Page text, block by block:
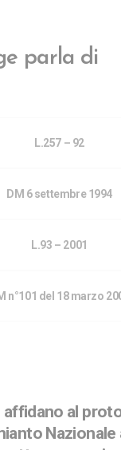
parla di
L.257 – 92
DM 6 settembre 1994
L.93 – 2001
n°101 del 18 marzo
affidano al
Nazionale